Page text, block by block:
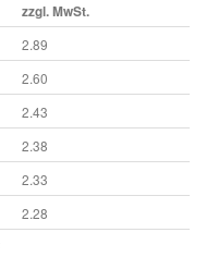
zzgl. MwSt.
2.89
2.60
2.43
2.38
2.33
2.28